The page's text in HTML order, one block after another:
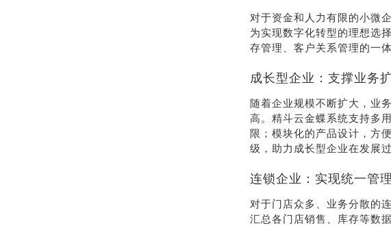
对于资金和人力有限的小微
为实现数字化转型的理想选
存管理、客户关系管理的一
成长型企业：支撑业务
随着企业规模不断扩大，业
高。精斗云金蝶系统支持多
限；模块化的产品设计，方
级，助力成长型企业在发展
连锁企业：实现统一管
对于门店众多、业务分散的
汇总各门店销售、库存等数